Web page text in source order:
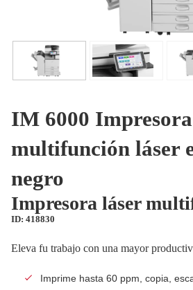
IM 6000 Impresora
multifunción láser
negro
Impresora láser
ID: 418830
Eleva fu trabajo con una mayor
Imprime hasta 60 ppm, copia,